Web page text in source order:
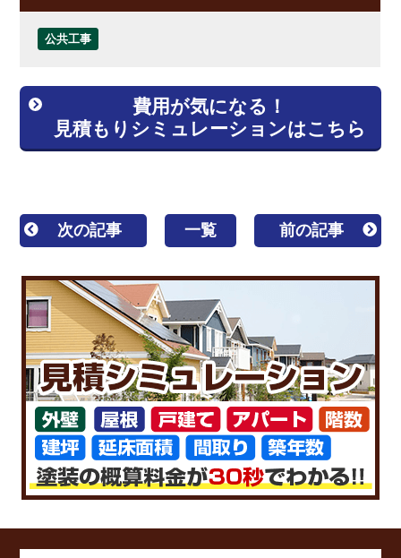
公共工事
費用が気になる！
見積もりシミュレーションはこちら
次の記事 一覧 前の記事